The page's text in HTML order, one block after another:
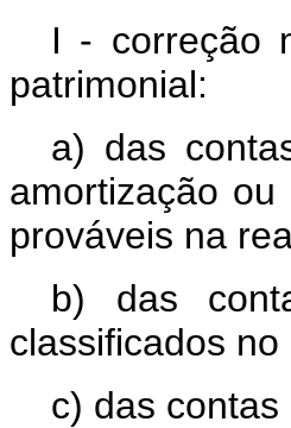
I - correção
patrimonial:
a) das
amortização
prováveis na
b) das
classificados
c) das